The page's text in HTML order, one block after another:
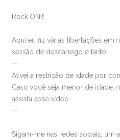
Rock ON!!!
Aqui eu fiz várias libertações em
sessão de descarrego e tanto!
—
Ativei a restrição de idade por
Caso você seja menor de idade,
assista esse vídeo.
—
Sigam-me nas redes sociais, um